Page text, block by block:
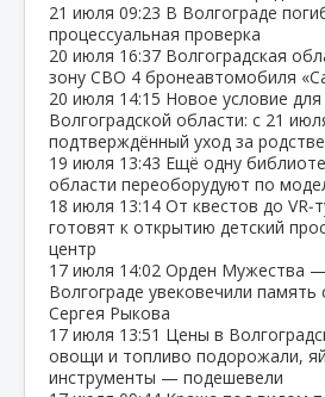
21 июля 09:23 В Волгограде
процессуальная проверка
20 июля 16:37 Волгоградская
зону СВО 4 бронеавтомобиля
20 июля 14:15 Новое условие
Волгоградской области: с 21
подтверждённый уход за
19 июля 13:43 Ещё одну
области переоборудуют по
18 июля 13:14 От квестов до
готовят к открытию детский
центр
17 июля 14:02 Орден Мужества
Волгограде увековечили
Сергея Рыкова
17 июля 13:51 Цены в
овощи и топливо подорожали,
инструменты — подешевели